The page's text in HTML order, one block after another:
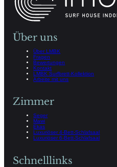
Über uns
Über LMBK
Fragen
Bewertungen
Kontakt
LMBK Surfbrett-Kollektion
Arbeite mit uns
Zimmer
Seger
Mawi
Ekas
Luxuriöser 4-Bett-Schlafsaal
Luxuriöser 6-Bett-Schlafsaal
Schnelllinks